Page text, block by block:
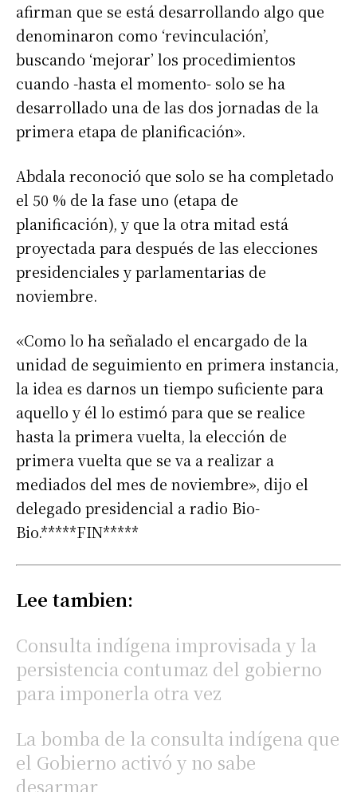
afirman que se está desarrollando algo que
denominaron como ‘revinculación’,
buscando ‘mejorar’ los procedimientos
cuando -hasta el momento- solo se ha
desarrollado una de las dos jornadas de la
primera etapa de planificación».
Abdala reconoció que solo se ha completado
el 50 % de la fase uno (etapa de
planificación), y que la otra mitad está
proyectada para después de las elecciones
presidenciales y parlamentarias de
noviembre.
«Como lo ha señalado el encargado de la
unidad de seguimiento en primera instancia,
la idea es darnos un tiempo suficiente para
aquello y él lo estimó para que se realice
hasta la primera vuelta, la elección de
primera vuelta que se va a realizar a
mediados del mes de noviembre», dijo el
delegado presidencial a radio Bio-
Bio.*****FIN*****
Lee tambien:
Consulta indígena improvisada y la
persistencia contumaz del gobierno
para imponerla otra vez
La bomba de la consulta indígena que
el Gobierno activó y no sabe
desarmar